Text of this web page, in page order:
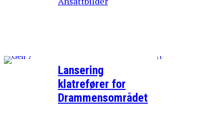
Lansering
klatrefører for
Drammensområdet